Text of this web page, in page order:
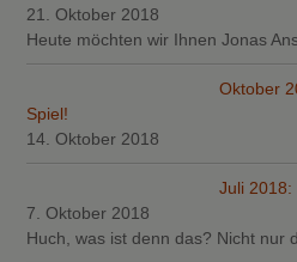
21. Oktober 2018
Heute möchten wir Ihnen Jonas
Oktober
Spiel!
14. Oktober 2018
Juli 2018:
7. Oktober 2018
Huch, was ist denn das? Nicht nur